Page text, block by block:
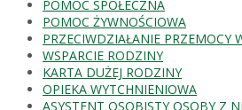
POMOC SPOŁECZNA
POMOC ŻYWNOŚCIOWA
PRZECIWDZIAŁANIE PRZEMOCY
WSPARCIE RODZINY
KARTA DUŻEJ RODZINY
OPIEKA WYTCHNIENIOWA
ASYSTENT OSOBISTY OSOBY Z